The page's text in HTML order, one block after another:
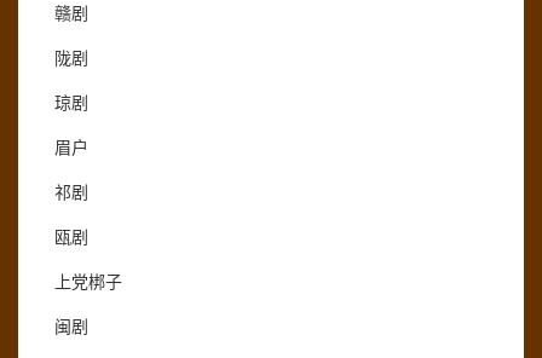
赣剧
陇剧
琼剧
眉户
祁剧
瓯剧
上党梆子
闽剧